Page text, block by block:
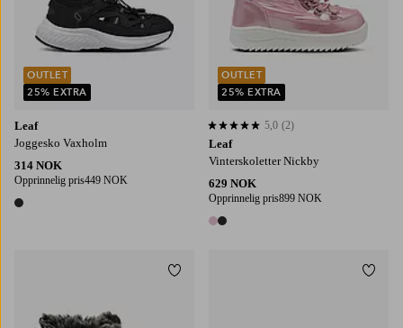
Leaf
Joggesko Vaxholm
314 NOK
Opprinnelig pris449 NOK
1 farge
OUTLET
25% EXTRA
Leaf
Vinterskoletter Nickby
629 NOK
Opprinnelig pris899 NOK
2 farger
5,0 basert på 2 karaktergivninger
5,0 (2)
OUTLET
25% EXTRA
Legg til favoritter